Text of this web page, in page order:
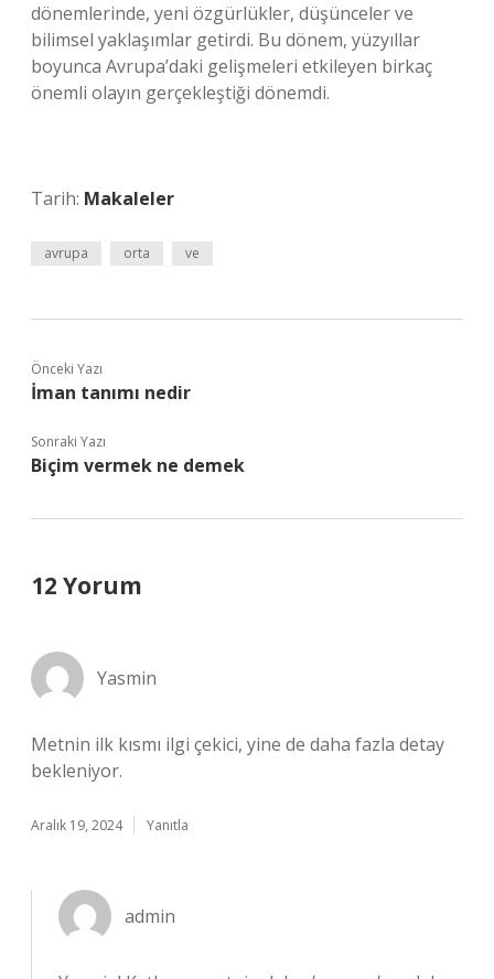
dönemlerinde, yeni özgürlükler, düşünceler ve
bilimsel yaklaşımlar getirdi. Bu dönem, yüzyıllar
boyunca Avrupa’daki gelişmeleri etkileyen birkaç
önemli olayın gerçekleştiği dönemdi.
Tarih: Makaleler
avrupa orta ve
Önceki Yazı
İman tanımı nedir
Sonraki Yazı
Biçim vermek ne demek
12 Yorum
Yasmin
Metnin ilk kısmı ilgi çekici, yine de daha fazla detay
bekleniyor.
Aralık 19, 2024 Yanıtla
admin